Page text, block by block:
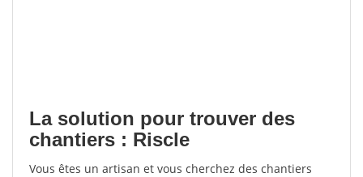
La solution pour trouver des
chantiers : Riscle
Vous êtes un artisan et vous cherchez des chantiers